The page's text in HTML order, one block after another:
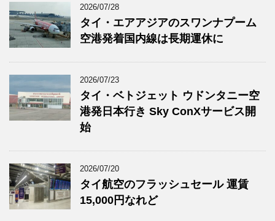
2026/07/28
タイ・エアアジアのスワンナプーム
空港発着国内線は長期運休に
2026/07/23
タイ・ベトジェット ウドンタニー空
港発日本行き Sky ConXサービス開
始
2026/07/20
タイ航空のフラッシュセール 運賃
15,000円なれど